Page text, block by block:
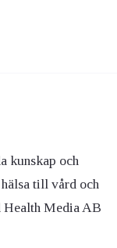
kunskap och
till vård och
Health Media AB